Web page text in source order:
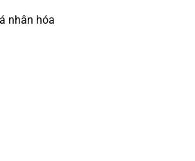
nhân hóa